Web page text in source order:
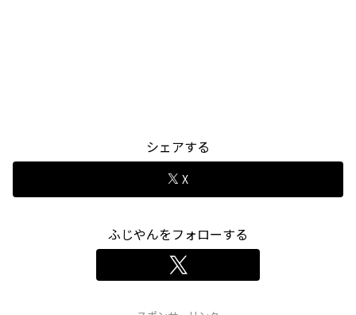
シェアする
X
ふじやんをフォローする